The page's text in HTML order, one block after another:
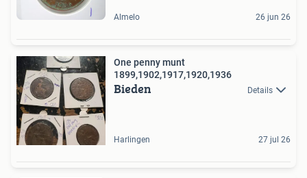
Almelo 26 jun 26
One penny munt
1899,1902,1917,1920,1936
Bieden Details
Harlingen 27 jul 26